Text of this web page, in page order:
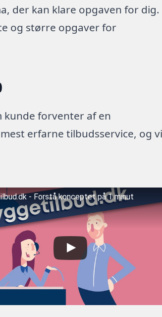
der kan klare opgaven for dig.
og større opgaver for
kunde forventer af en
erfarne tilbudsservice, og
- Forstå konceptet på 1 minut